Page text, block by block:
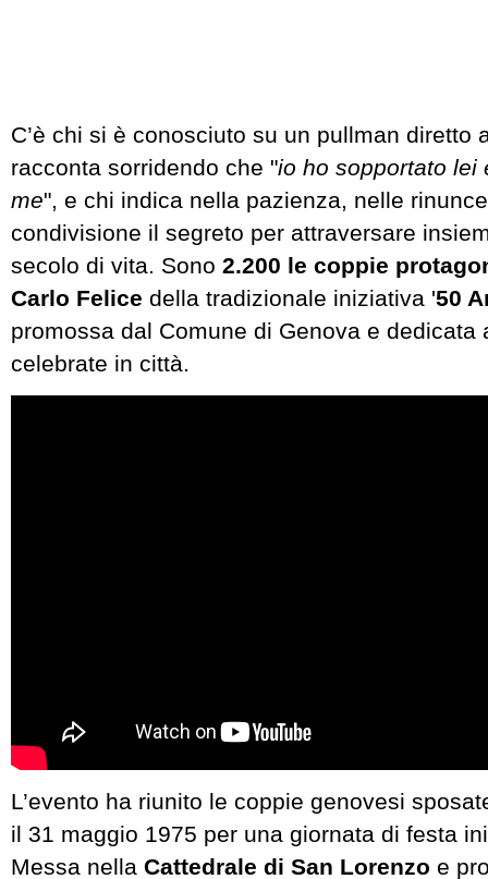
C’è chi si è conosciuto su un pullman diretto
racconta sorridendo che "io ho sopportato lei
me", e chi indica nella pazienza, nelle
condivisione il segreto per attraversare
secolo di vita. Sono 2.200 le coppie
Carlo Felice della tradizionale iniziativa '50
promossa dal Comune di Genova e dedicata
celebrate in città.
L’evento ha riunito le coppie genovesi
il 31 maggio 1975 per una giornata di festa
Messa nella Cattedrale di San Lorenzo e